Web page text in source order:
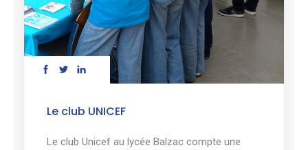
Le club UNICEF
Le club Unicef au lycée Balzac compte une